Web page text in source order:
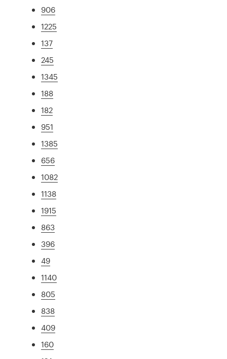
906
1225
137
245
1345
188
182
951
1385
656
1082
1138
1915
863
396
49
1140
805
838
409
160